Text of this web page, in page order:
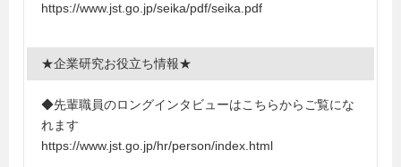
https://www.jst.go.jp/seika/pdf/seika.pdf
★企業研究お役立ち情報★
◆先輩職員のロングインタビューはこちらからご覧にな
れます
https://www.jst.go.jp/hr/person/index.html